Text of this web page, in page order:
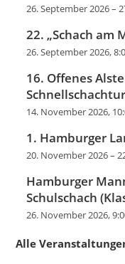
26. September 2026–
22. „Schach am
26. September 2026,
16. Offenes
14. November 2026,
1. Hamburger
20. November 2026–
Hamburger
Schulschach
26. November 2026,
Alle